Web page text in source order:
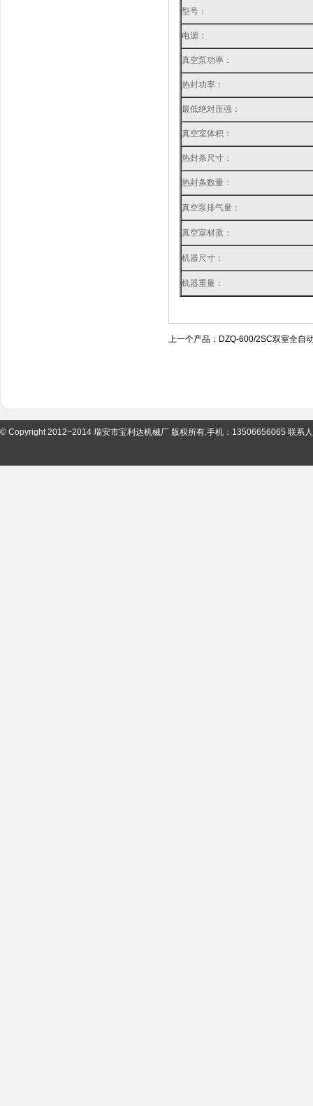
型号：
电源：
真空泵功率：
热封功率：
最低绝对压强：
真空室体积：
热封条尺寸：
热封条数量：
真空泵排气量：
真空室材质：
机器尺寸：
机器重量：
上一个产品： DZQ-600/2SC双室全自
© Copyright 2012~2014 瑞安市宝利达机械厂 版权所有.手机：13506656065 联系